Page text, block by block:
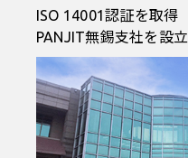
ISO 14001認証を取得
PANJIT無錫支社を設立